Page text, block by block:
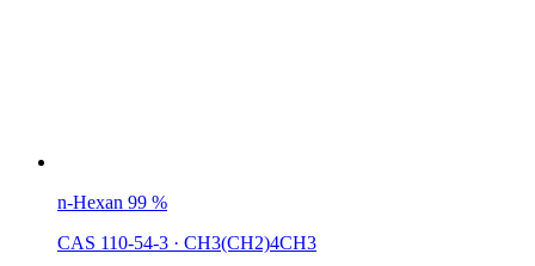
n-Hexan 99 %
CAS 110-54-3 · CH3(CH2)4CH3